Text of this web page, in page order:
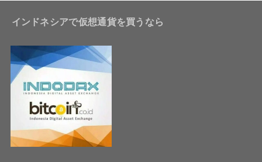
インドネシアで仮想通貨を買うなら